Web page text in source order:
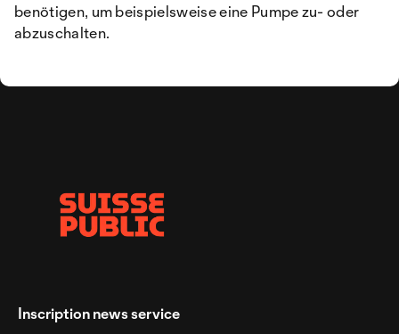
benötigen, um beispielsweise eine Pumpe zu- oder
abzuschalten.
Inscription news service